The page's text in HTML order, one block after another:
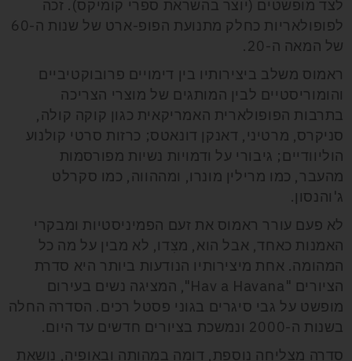
לצד מופשטים (יוצר בהשראת ספרי קומיקס). זכה
לפופולאריות כחלק מתנועת הפופ-ארט
של שנות ה-60
של המאה ה-20.
ראמוס משלב ביצירותיו בין דימויים פרובוקטיביים
והומוריסטיים לבין המותגים של מוצרי הצריכה
בתרבות הפופולארית האמריקאית כגון קוקה קולה,
סניקרס, מרטיני, דאנקן דונאטס; כרזות סרטי קולנוע
הוליוודיים; גיבורי על ודמויות נשיות מפורסמות
מהעבר, כמו מרילין מונרו, ומההווה, כמו סקרלט
ג'והנסון.
לא פעם עורר ראמוס את זעם הפמיניסטיות ומבקרי
האמנות כאחד, אבל הוא, מצִדו, לא מבין על מה כל
המהומה. אחת מיצירותיו הנודעות ביותר היא סדרת
הציורים "Hav a Havana", המציגה נשים בעירום
מופשט על גבי סיגרים בגוני פסטל רכים. הסדרה החלה
בשנות ה-2000 ונמשכת בציורים חדשים עד היום.
סדרה מצליחה נוספת, דומה במהותה ובאופיה, נושאת